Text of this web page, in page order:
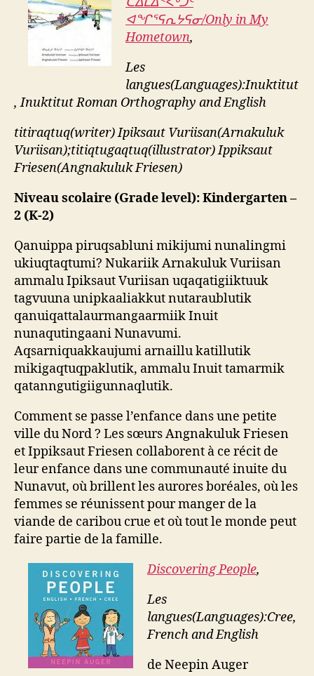
ᐊᖏᕐᕋᕆᔭᕋᓂ/Only in My
Hometown,
Les
langues(Languages):Inuktitut
, Inuktitut Roman Orthography and English
titiraqtuq(writer) Ipiksaut Vuriisan(Arnakuluk
Vuriisan);titiqtugaqtuq(illustrator) Ippiksaut
Friesen(Angnakuluk Friesen)
Niveau scolaire (Grade level): Kindergarten –
2 (K-2)
Qanuippa piruqsabluni mikijumi nunalingmi
ukiuqtaqtumi? Nukariik Arnakuluk Vuriisan
ammalu Ipiksaut Vuriisan uqaqatigiiktuuk
tagvuuna unipkaaliakkut nutaraublutik
qanuiqattalaurmangaarmiik Inuit
nunaqutingaani Nunavumi.
Aqsarniquakkaujumi arnaillu katillutik
mikigaqtuqpaklutik, ammalu Inuit tamarmik
qatanngutigiigunnaqlutik.
Comment se passe l’enfance dans une petite
ville du Nord ? Les sœurs Angnakuluk Friesen
et Ippiksaut Friesen collaborent à ce récit de
leur enfance dans une communauté inuite du
Nunavut, où brillent les aurores boréales, où les
femmes se réunissent pour manger de la
viande de caribou crue et où tout le monde peut
faire partie de la famille.
Discovering People,
Les
langues(Languages):Cree,
French and English
de Neepin Auger